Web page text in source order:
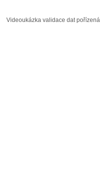
Videoukázka validace dat